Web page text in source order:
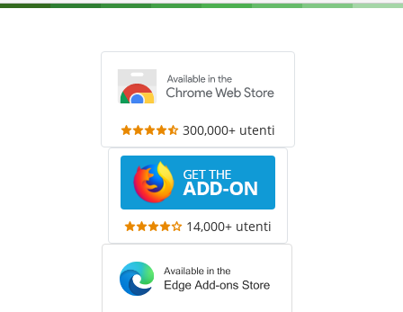
300,000+ utenti
14,000+ utenti